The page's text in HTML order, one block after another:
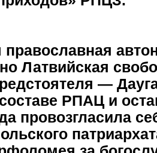
православная
Латвийская
—
РПАЦ и
провозгласила